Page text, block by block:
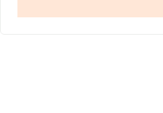
puestos en el ranking